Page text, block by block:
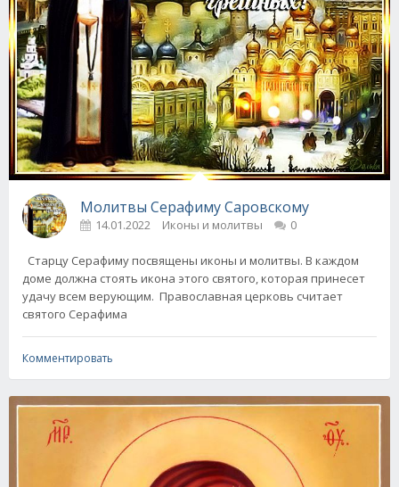
Молитвы Серафиму Саровскому
14.01.2022 Иконы и молитвы 0
Старцу Серафиму посвящены иконы и молитвы. В каждом
доме должна стоять икона этого святого, которая принесет
удачу всем верующим. Православная церковь считает
святого Серафима
Комментировать